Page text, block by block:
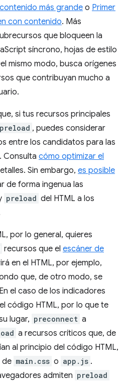
más grande o Primer
con contenido. Más
que bloqueen la
síncrono, hojas de estilo
mismo modo, busca orígenes
que contribuyan mucho a
si tus recursos principales
preload , puedes considerar
entre los candidatos para las
Consulta cómo optimizar el
Sin embargo, es posible
de forma ingenua las
preload del HTML a los
por lo general, quieres
recursos que el escáner de
en el HTML, por ejemplo,
que, de otro modo, se
el caso de los indicadores
código HTML, por lo que te
lugar, preconnect a
a recursos críticos que, de
al principio del código HTML,
de main.css o app.js .
admiten preload